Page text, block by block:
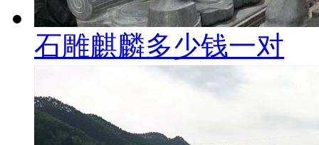
石雕麒麟多少钱一对